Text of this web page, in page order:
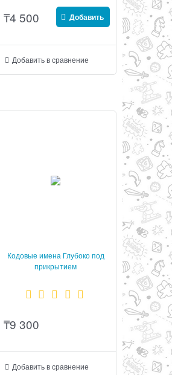
₸4 500 Добавить
Добавить в сравнение
Кодовые имена Глубоко под
прикрытием
₸9 300
Добавить в сравнение